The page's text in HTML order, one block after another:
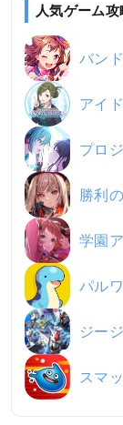
人気ゲーム
バン
アイ
プロ
勝利
学園
パル
ジー
スマ